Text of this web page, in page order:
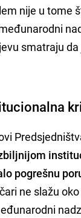
nije u tome
smatraju
pogrešnu
ne slažu